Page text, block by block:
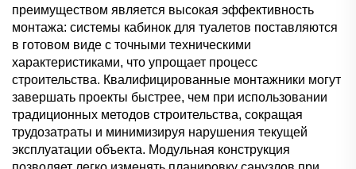
преимуществом является высокая эффективность
монтажа: системы кабинок для туалетов поставляются
в готовом виде с точными техническими
характеристиками, что упрощает процесс
строительства. Квалифицированные монтажники могут
завершать проекты быстрее, чем при использовании
традиционных методов строительства, сокращая
трудозатраты и минимизируя нарушения текущей
эксплуатации объекта. Модульная конструкция